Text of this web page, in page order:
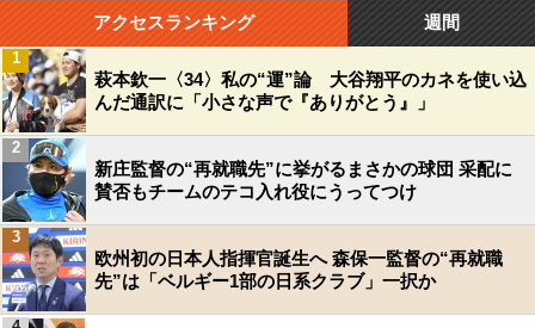
アクセスランキング 週間
萩本欽一〈34〉私の“運”論 大谷翔平のカネを使い込
んだ通訳に「小さな声で『ありがとう』」
1
新庄監督の“再就職先”に挙がるまさかの球団 采配に
賛否もチームのテコ入れ役にうってつけ
2
欧州初の日本人指揮官誕生へ 森保一監督の“再就職
先”は「ベルギー1部の日系クラブ」一択か
3